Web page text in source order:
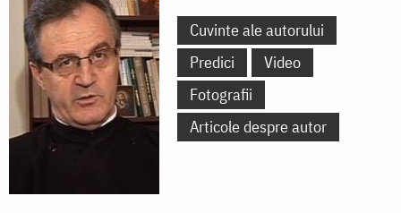
Cuvinte ale autorului
Predici
Video
Fotografii
Articole despre autor